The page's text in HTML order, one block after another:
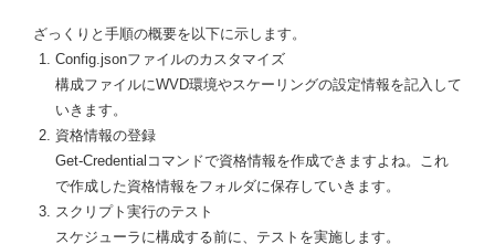
ざっくりと手順の概要を以下に示します。
Config.jsonファイルのカスタマイズ
構成ファイルにWVD環境やスケーリングの設定情報を記入して
いきます。
資格情報の登録
Get-Credentialコマンドで資格情報を作成できますよね。これ
で作成した資格情報をフォルダに保存していきます。
スクリプト実行のテスト
スケジューラに構成する前に、テストを実施します。